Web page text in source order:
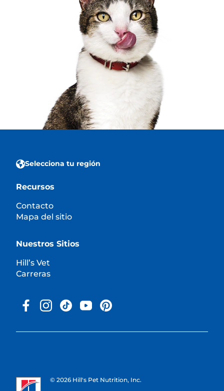
Selecciona tu región
Recursos
Contacto
Mapa del sitio
Nuestros Sitios
Hill’s Vet
Carreras
© 2026 Hill's Pet Nutrition, Inc.